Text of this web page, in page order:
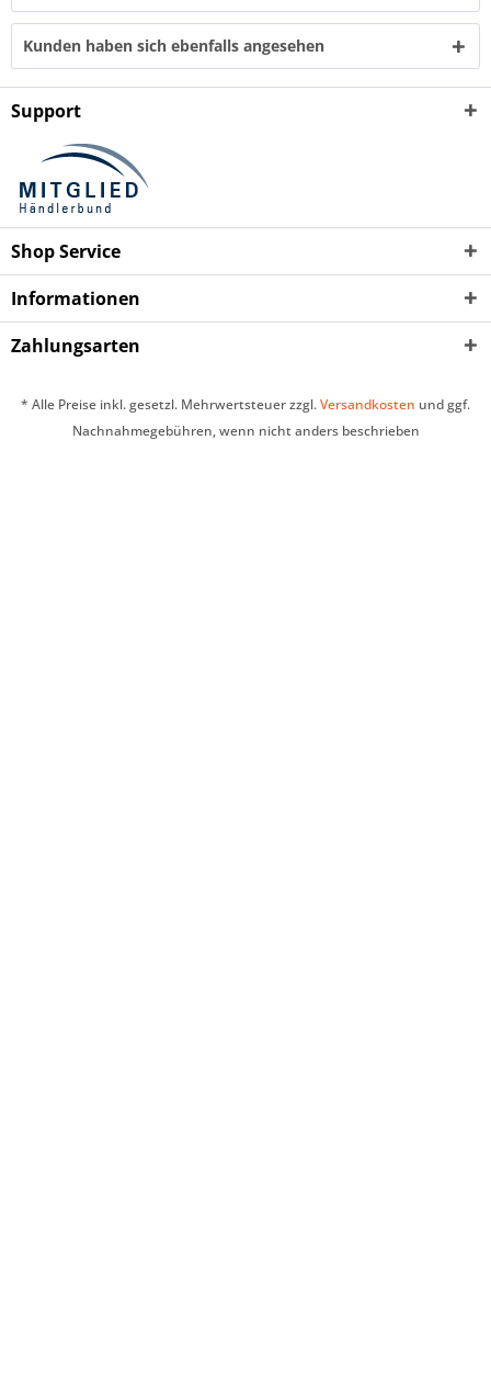
Kunden haben sich ebenfalls angesehen
Support
Shop Service
Informationen
Zahlungsarten
* Alle Preise inkl. gesetzl. Mehrwertsteuer zzgl.Versandkosten und ggf.
Nachnahmegebühren, wenn nicht anders beschrieben